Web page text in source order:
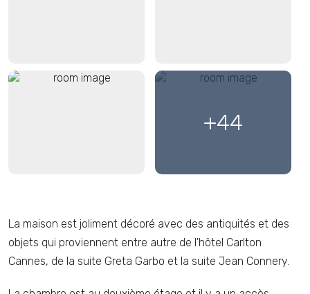
FOND
SARRASSINS
+44
La maison est joliment décoré avec des antiquités et des
objets qui proviennent entre autre de l'hôtel Carlton
Cannes, de la suite Greta Garbo et la suite Jean Connery.